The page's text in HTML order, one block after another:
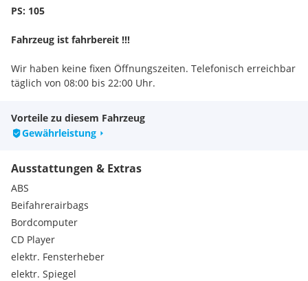
PS: 105
Fahrzeug ist fahrbereit !!!
Wir haben keine fixen Öffnungszeiten. Telefonisch erreichbar
täglich von 08:00 bis 22:00 Uhr.
Rechtschreibfehler vorbehalten.
Besichtigung ausschließlich nach TERMINVEREINBARUNG!!
//Vermittlung Verkauf!!!
JEDER ART VON PKW'S
________________________________________________________
F&L AUTOMOBILE ist nur 100m von Bahnof Korneuburg
entfernt.
2100 Korneuburg
Brückenstrasse 8
IHR F&L AUTOMOBILE TEAM
Vorteile zu diesem Fahrzeug
Gewährleistung
Ausstattungen & Extras
ABS
Beifahrerairbags
Bordcomputer
CD Player
elektr. Fensterheber
elektr. Spiegel